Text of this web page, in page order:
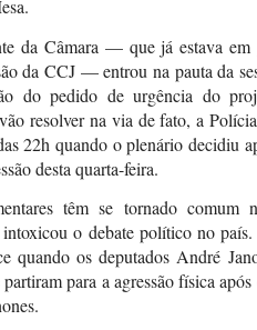
da Câmara — que já estava em
da CCJ — entrou na pauta da
do pedido de urgência do
resolver na via de fato, a
22h quando o plenário decidiu
desta quarta-feira.
têm se tornado comum
o debate político no país.
quando os deputados André
para a agressão física